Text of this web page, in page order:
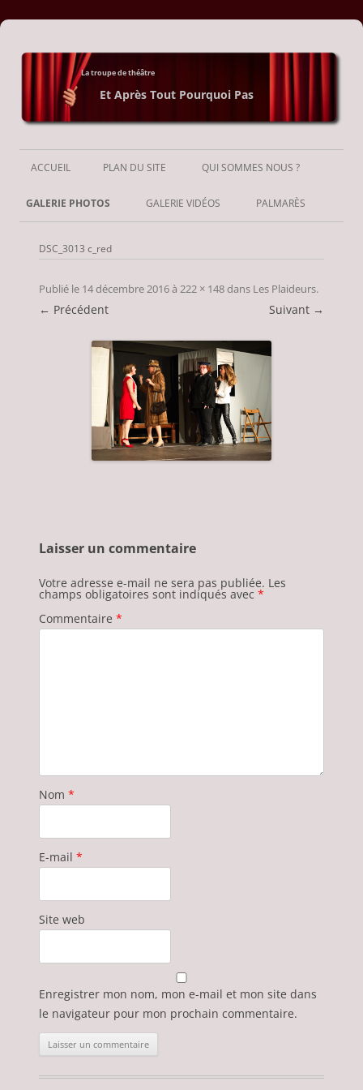
La troupe de théâtre
Et Après Tout Pourquoi Pas
Aller
contenu
ACCUEIL PLAN DU SITE QUI SOMMES NOUS ?
GALERIE PHOTOS GALERIE VIDÉOS PALMARÈS
DSC_3013 c_red
Publié le 14 décembre 2016à 222 × 148dans Les Plaideurs.
← Précédent Suivant →
Laisser un commentaire
Votre adresse e-mail ne sera pas publiée. Les
champs obligatoires sont indiqués avec *
Commentaire *
Nom *
E-mail *
Site web
Enregistrer mon nom, mon e-mail et mon site dans
le navigateur pour mon prochain commentaire.